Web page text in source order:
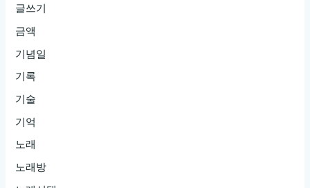
글쓰기
금액
기념일
기록
기술
기억
노래
노래방